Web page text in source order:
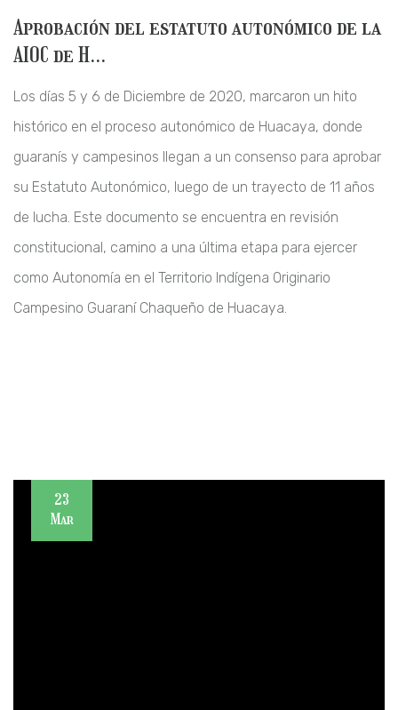
Aprobación del estatuto autonómico de la
AIOC de H...
Los días 5 y 6 de Diciembre de 2020, marcaron un hito
histórico en el proceso autonómico de Huacaya, donde
guaranís y campesinos llegan a un consenso para aprobar
su Estatuto Autonómico, luego de un trayecto de 11 años
de lucha. Este documento se encuentra en revisión
constitucional, camino a una última etapa para ejercer
como Autonomía en el Territorio Indígena Originario
Campesino Guaraní Chaqueño de Huacaya.
23
Mar